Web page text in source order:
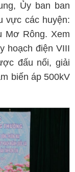
Ủy ban ban
vực các huyện:
Mơ Rông. Xem
hoạch điện VIII
đấu nối, giải
biến áp 500kV